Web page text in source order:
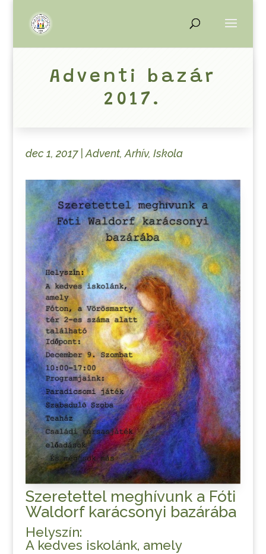
Adventi bazár
2017.
dec 1, 2017| Advent, Arhív, Iskola
Szeretettel meghívunk a Fóti
Waldorf karácsonyi bazárába
Helyszín:
A kedves iskolánk, amely